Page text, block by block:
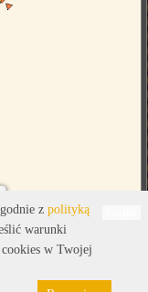
z polityką
warunki
w Twojej